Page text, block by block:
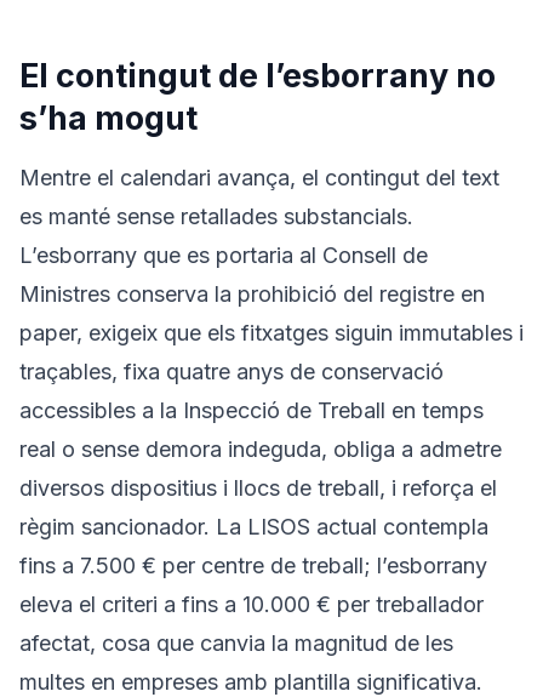
El contingut de l’esborrany no
s’ha mogut
Mentre el calendari avança, el contingut del text
es manté sense retallades substancials.
L’esborrany que es portaria al Consell de
Ministres conserva la prohibició del registre en
paper, exigeix que els fitxatges siguin immutables i
traçables, fixa quatre anys de conservació
accessibles a la Inspecció de Treball en temps
real o sense demora indeguda, obliga a admetre
diversos dispositius i llocs de treball, i reforça el
règim sancionador. La LISOS actual contempla
fins a 7.500 € per centre de treball; l’esborrany
eleva el criteri a fins a 10.000 € per treballador
afectat, cosa que canvia la magnitud de les
multes en empreses amb plantilla significativa.